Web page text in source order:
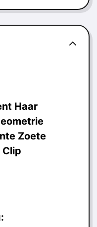
Haar
Zoete